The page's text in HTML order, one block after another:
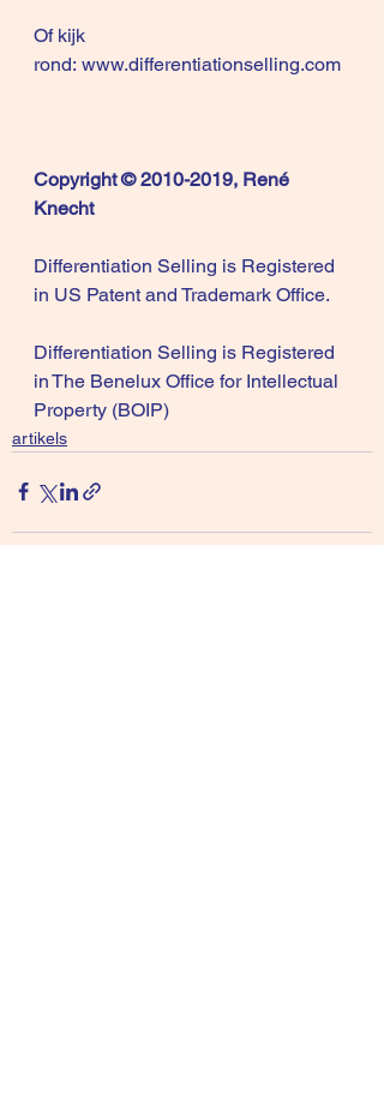
Of kijk
rond: www.differentiationselling.com
Copyright © 2010-2019, René
Knecht
Differentiation Selling is Registered
in US Patent and Trademark Office.
Differentiation Selling is Registered
in The Benelux Office for Intellectual
Property (BOIP)
artikels